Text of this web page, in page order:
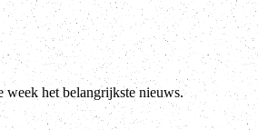
week het belangrijkste nieuws.